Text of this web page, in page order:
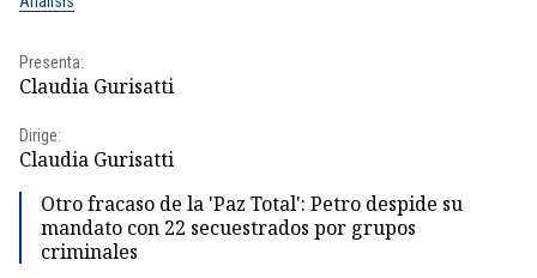
Presenta:
Claudia Gurisatti
Dirige:
Claudia Gurisatti
Otro fracaso de la 'Paz Total': Petro despide su
mandato con 22 secuestrados por grupos
criminales